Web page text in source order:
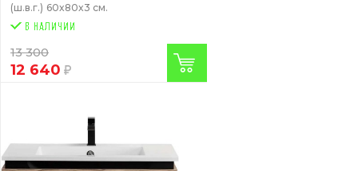
(ш.в.г.) 60x80x3 см.
13 300
12 640